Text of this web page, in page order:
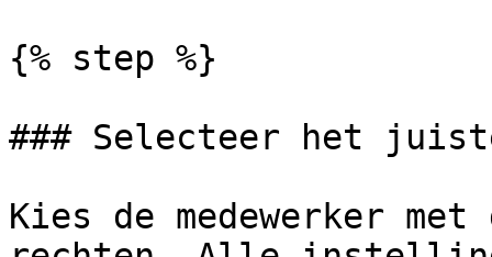
{% step %}
### Selecteer het
Kies de medewerker